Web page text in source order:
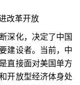
改革开放
化，决定了中国
建设者。当前，中
直接面对美国单方
开放型经济体身处